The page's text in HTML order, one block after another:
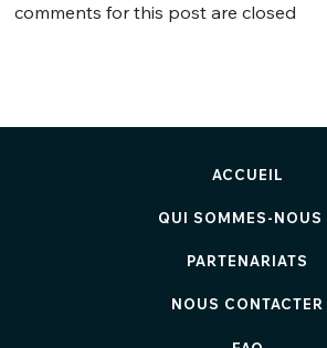
comments for this post are closed
ACCUEIL
QUI SOMMES-NOUS
PARTENARIATS
NOUS CONTACTER